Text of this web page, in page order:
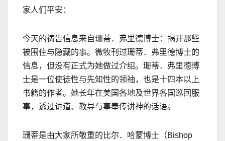
家人们平安：
今天的祷告信息来自珊蒂．弗里德博士：揭开那些
被围住与隐藏的事。微牧刊过珊蒂．弗里德博士的
信息，但没有正式为她做过介绍。珊蒂．弗里德博
士是一位使徒性与先知性的领袖，也是十四本以上
书籍的作者。她长年在美国各地及世界各国巡回服
事，透过讲道、教导与事奉传讲神的话语。
珊蒂是由大家所敬重的比尔．哈蒙博士（Bishop